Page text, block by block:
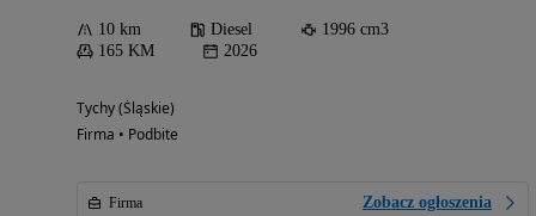
10 km Diesel
1996 cm3
165 KM
2026
Tychy (Śląskie)
Firma • Podbite
Firma Zobacz ogłoszenia